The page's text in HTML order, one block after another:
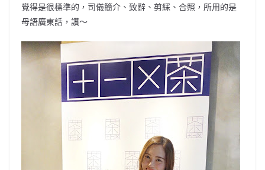
覺得是很標準的，司儀簡介、致辭、剪綵、合照，所用的是
母語廣東話，讚～